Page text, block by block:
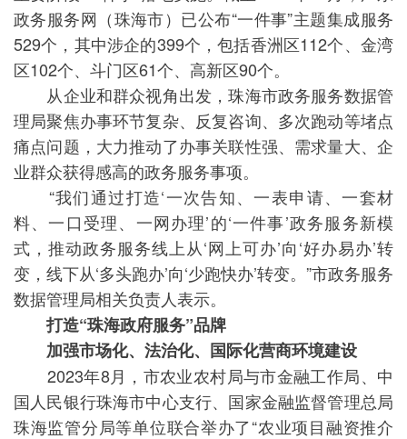
政务服务网（珠海市）已公布“一件事”主题集成服务
529个，其中涉企的399个，包括香洲区112个、金湾
区102个、斗门区61个、高新区90个。
从企业和群众视角出发，珠海市政务服务数据管
理局聚焦办事环节复杂、反复咨询、多次跑动等堵点
痛点问题，大力推动了办事关联性强、需求量大、企
业群众获得感高的政务服务事项。
“我们通过打造‘一次告知、一表申请、一套材
料、一口受理、一网办理’的‘一件事’政务服务新模
式，推动政务服务线上从‘网上可办’向‘好办易办’转
变，线下从‘多头跑办’向‘少跑快办’转变。”市政务服务
数据管理局相关负责人表示。
打造“珠海政府服务”品牌
加强市场化、法治化、国际化营商环境建设
2023年8月，市农业农村局与市金融工作局、中
国人民银行珠海市中心支行、国家金融监督管理总局
珠海监管分局等单位联合举办了“农业项目融资推介